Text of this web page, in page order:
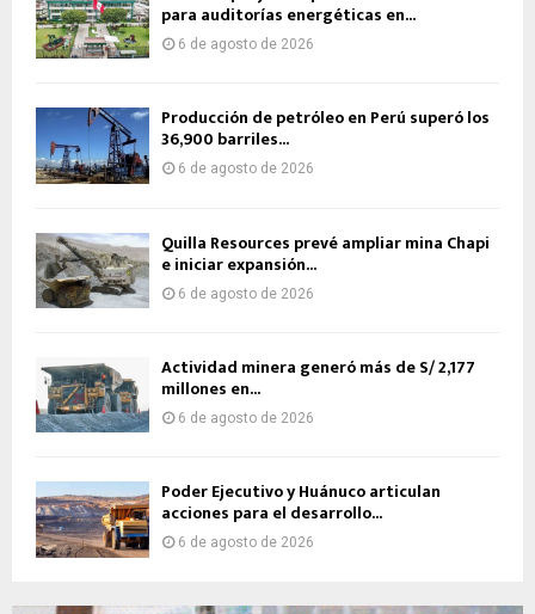
para auditorías energéticas en...
6 de agosto de 2026
Producción de petróleo en Perú superó los
36,900 barriles...
6 de agosto de 2026
Quilla Resources prevé ampliar mina Chapi
e iniciar expansión...
6 de agosto de 2026
Actividad minera generó más de S/ 2,177
millones en...
6 de agosto de 2026
Poder Ejecutivo y Huánuco articulan
acciones para el desarrollo...
6 de agosto de 2026